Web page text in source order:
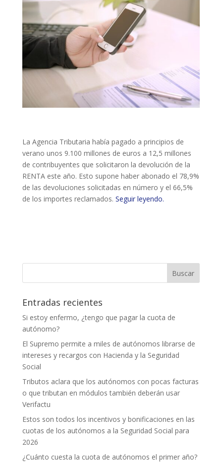
La Agencia Tributaria había pagado a principios de
verano unos 9.100 millones de euros a 12,5 millones
de contribuyentes que solicitaron la devolución de la
RENTA este año. Esto supone haber abonado el 78,9%
de las devoluciones solicitadas en número y el 66,5%
de los importes reclamados. Seguir leyendo.
Entradas recientes
Si estoy enfermo, ¿tengo que pagar la cuota de
autónomo?
El Supremo permite a miles de autónomos librarse de
intereses y recargos con Hacienda y la Seguridad
Social
Tributos aclara que los autónomos con pocas facturas
o que tributan en módulos también deberán usar
Verifactu
Estos son todos los incentivos y bonificaciones en las
cuotas de los autónomos a la Seguridad Social para
2026
¿Cuánto cuesta la cuota de autónomos el primer año?